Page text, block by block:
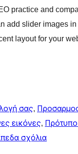
practice and
add slider images
layout for your
σας,
εικόνες,
σχόλια